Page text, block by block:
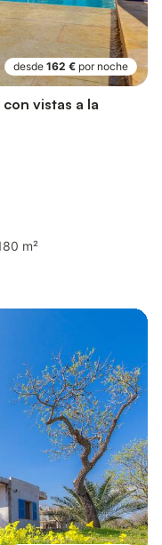
desde 162 € por noche
vistas a la
m²